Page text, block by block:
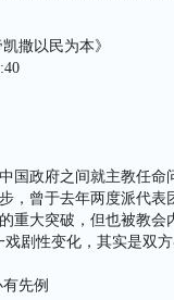
撒以民为本》
国政府之间就主教任
，曾于去年两度派代
重大突破，但也被教
戏剧性变化，其实是双
先例